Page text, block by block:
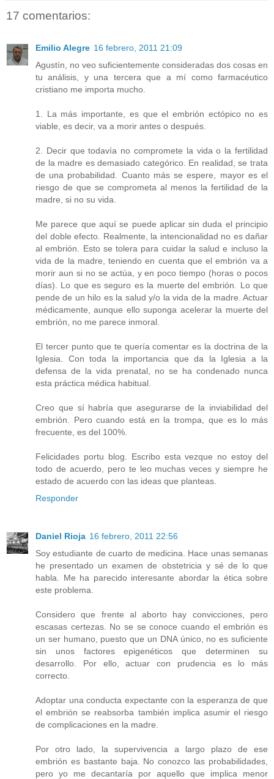
17 comentarios:
Emilio Alegre 16 febrero, 2011 21:09
Agustín, no veo suficientemente consideradas dos cosas en
tu análisis, y una tercera que a mí como farmacéutico
cristiano me importa mucho.
1. La más importante, es que el embrión ectópico no es
viable, es decir, va a morir antes o después.
2. Decir que todavía no compromete la vida o la fertilidad
de la madre es demasiado categórico. En realidad, se trata
de una probabilidad. Cuanto más se espere, mayor es el
riesgo de que se comprometa al menos la fertilidad de la
madre, si no su vida.
Me parece que aquí se puede aplicar sin duda el principio
del doble efecto. Realmente, la intencionalidad no es dañar
al embrión. Esto se tolera para cuidar la salud e incluso la
vida de la madre, teniendo en cuenta que el embrión va a
morir aun si no se actúa, y en poco tiempo (horas o pocos
días). Lo que es seguro es la muerte del embrión. Lo que
pende de un hilo es la salud y/o la vida de la madre. Actuar
médicamente, aunque ello suponga acelerar la muerte del
embrión, no me parece inmoral.
El tercer punto que te quería comentar es la doctrina de la
Iglesia. Con toda la importancia que da la Iglesia a la
defensa de la vida prenatal, no se ha condenado nunca
esta práctica médica habitual.
Creo que sí habría que asegurarse de la inviabilidad del
embrión. Pero cuando está en la trompa, que es lo más
frecuente, es del 100%.
Felicidades portu blog. Escribo esta vezque no estoy del
todo de acuerdo, pero te leo muchas veces y siempre he
estado de acuerdo con las ideas que planteas.
Responder
Daniel Rioja 16 febrero, 2011 22:56
Soy estudiante de cuarto de medicina. Hace unas semanas
he presentado un examen de obstetricia y sé de lo que
habla. Me ha parecido interesante abordar la ética sobre
este problema.
Considero que frente al aborto hay convicciones, pero
escasas certezas. No se se conoce cuando el embrión es
un ser humano, puesto que un DNA único, no es suficiente
sin unos factores epigenéticos que determinen su
desarrollo. Por ello, actuar con prudencia es lo más
correcto.
Adoptar una conducta expectante con la esperanza de que
el embrión se reabsorba también implica asumir el riesgo
de complicaciones en la madre.
Por otro lado, la supervivencia a largo plazo de ese
embrión es bastante baja. No conozco las probabilidades,
pero yo me decantaría por aquello que implica menor